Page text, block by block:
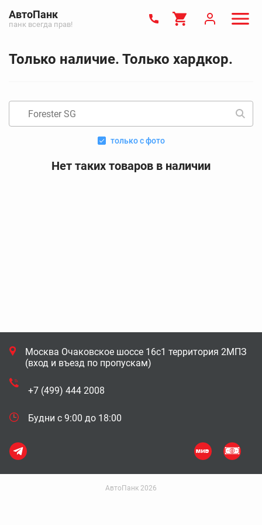
АвтоПанк
панк всегда прав!
Только наличие. Только хардкор.
только с фото
Нет таких товаров в наличии
Москва Очаковское шоссе 16с1 территория 2МПЗ
(вход и въезд по пропускам)
+7 (499) 444 2008
Будни с 9:00 до 18:00
АвтоПанк 2026